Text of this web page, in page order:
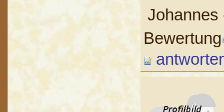
Bewertung